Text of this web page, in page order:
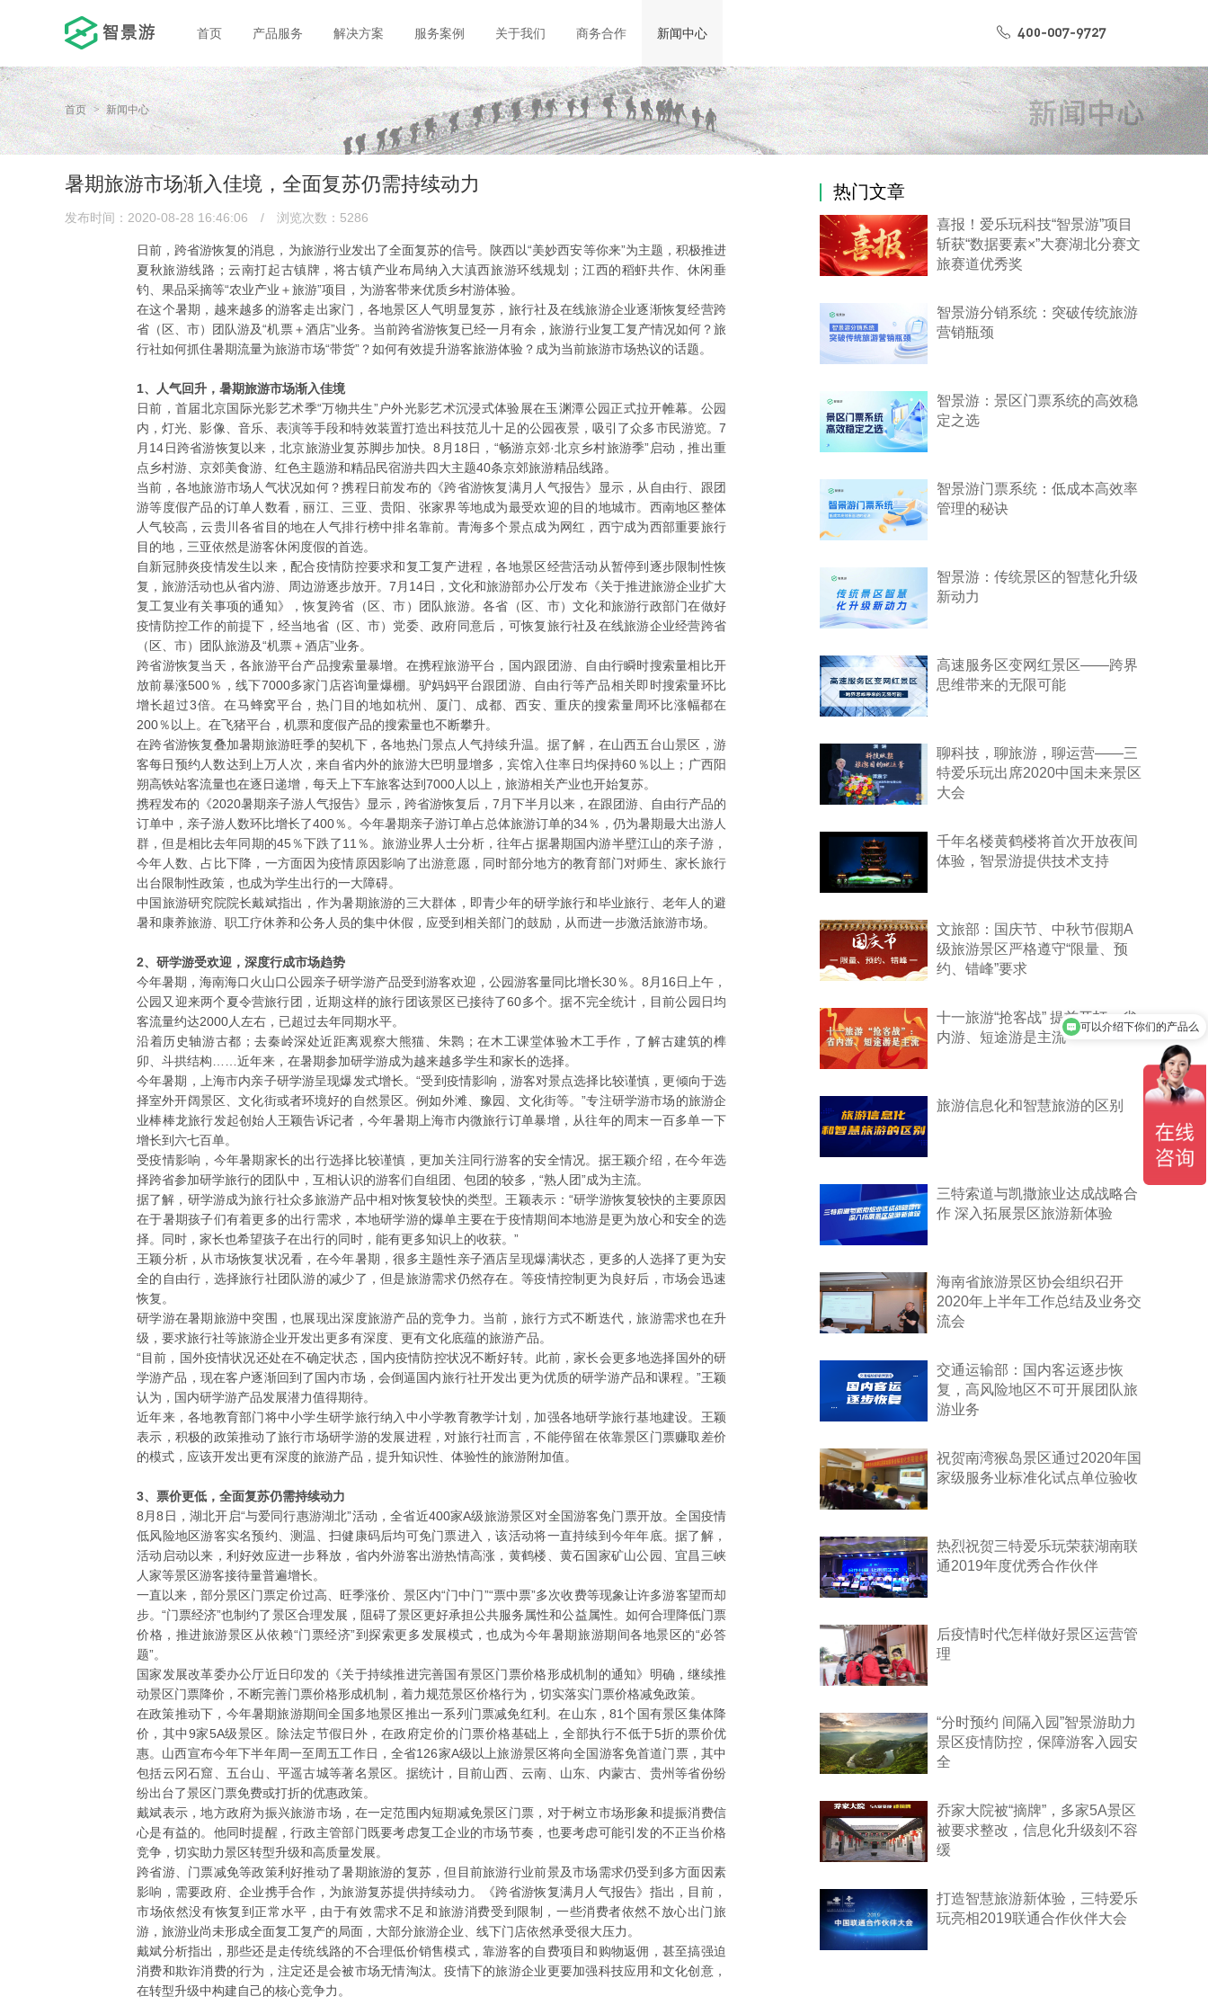
首页 产品服务 解决方案 服务案例 关于我们 商务合作 新闻中心
首页 新闻中心
暑期旅游市场渐入佳境，全面复苏仍需持续动力
发布时间：2020-08-28 16:46:06 / 浏览次数：5286
日前，跨省游恢复的消息，为旅游行业发出了全面复苏的信号。陕西以“美妙西安等你来”为主题，积极推进
夏秋旅游线路；云南打起古镇牌，将古镇产业布局纳入大滇西旅游环线规划；江西的稻虾共作、休闲垂
钓、果品采摘等“农业产业＋旅游”项目，为游客带来优质乡村游体验。
在这个暑期，越来越多的游客走出家门，各地景区人气明显复苏，旅行社及在线旅游企业逐渐恢复经营跨
省（区、市）团队游及“机票＋酒店”业务。当前跨省游恢复已经一月有余，旅游行业复工复产情况如何？旅
行社如何抓住暑期流量为旅游市场“带货”？如何有效提升游客旅游体验？成为当前旅游市场热议的话题。
1、人气回升，暑期旅游市场渐入佳境
日前，首届北京国际光影艺术季“万物共生”户外光影艺术沉浸式体验展在玉渊潭公园正式拉开帷幕。公园
内，灯光、影像、音乐、表演等手段和特效装置打造出科技范儿十足的公园夜景，吸引了众多市民游览。7
月14日跨省游恢复以来，北京旅游业复苏脚步加快。8月18日，“畅游京郊·北京乡村旅游季”启动，推出重
点乡村游、京郊美食游、红色主题游和精品民宿游共四大主题40条京郊旅游精品线路。
当前，各地旅游市场人气状况如何？携程日前发布的《跨省游恢复满月人气报告》显示，从自由行、跟团
游等度假产品的订单人数看，丽江、三亚、贵阳、张家界等地成为最受欢迎的目的地城市。西南地区整体
人气较高，云贵川各省目的地在人气排行榜中排名靠前。青海多个景点成为网红，西宁成为西部重要旅行
目的地，三亚依然是游客休闲度假的首选。
自新冠肺炎疫情发生以来，配合疫情防控要求和复工复产进程，各地景区经营活动从暂停到逐步限制性恢
复，旅游活动也从省内游、周边游逐步放开。7月14日，文化和旅游部办公厅发布《关于推进旅游企业扩大
复工复业有关事项的通知》，恢复跨省（区、市）团队旅游。各省（区、市）文化和旅游行政部门在做好
疫情防控工作的前提下，经当地省（区、市）党委、政府同意后，可恢复旅行社及在线旅游企业经营跨省
（区、市）团队旅游及“机票＋酒店”业务。
跨省游恢复当天，各旅游平台产品搜索量暴增。在携程旅游平台，国内跟团游、自由行瞬时搜索量相比开
放前暴涨500％，线下7000多家门店咨询量爆棚。驴妈妈平台跟团游、自由行等产品相关即时搜索量环比
增长超过3倍。在马蜂窝平台，热门目的地如杭州、厦门、成都、西安、重庆的搜索量周环比涨幅都在
200％以上。在飞猪平台，机票和度假产品的搜索量也不断攀升。
在跨省游恢复叠加暑期旅游旺季的契机下，各地热门景点人气持续升温。据了解，在山西五台山景区，游
客每日预约人数达到上万人次，来自省内外的旅游大巴明显增多，宾馆入住率日均保持60％以上；广西阳
朔高铁站客流量也在逐日递增，每天上下车旅客达到7000人以上，旅游相关产业也开始复苏。
携程发布的《2020暑期亲子游人气报告》显示，跨省游恢复后，7月下半月以来，在跟团游、自由行产品的
订单中，亲子游人数环比增长了400％。今年暑期亲子游订单占总体旅游订单的34％，仍为暑期最大出游人
群，但是相比去年同期的45％下跌了11％。旅游业界人士分析，往年占据暑期国内游半壁江山的亲子游，
今年人数、占比下降，一方面因为疫情原因影响了出游意愿，同时部分地方的教育部门对师生、家长旅行
出台限制性政策，也成为学生出行的一大障碍。
中国旅游研究院院长戴斌指出，作为暑期旅游的三大群体，即青少年的研学旅行和毕业旅行、老年人的避
暑和康养旅游、职工疗休养和公务人员的集中休假，应受到相关部门的鼓励，从而进一步激活旅游市场。
2、研学游受欢迎，深度行成市场趋势
今年暑期，海南海口火山口公园亲子研学游产品受到游客欢迎，公园游客量同比增长30％。8月16日上午，
公园又迎来两个夏令营旅行团，近期这样的旅行团该景区已接待了60多个。据不完全统计，目前公园日均
客流量约达2000人左右，已超过去年同期水平。
沿着历史轴游古都；去秦岭深处近距离观察大熊猫、朱鹮；在木工课堂体验木工手作，了解古建筑的榫
卯、斗拱结构……近年来，在暑期参加研学游成为越来越多学生和家长的选择。
今年暑期，上海市内亲子研学游呈现爆发式增长。“受到疫情影响，游客对景点选择比较谨慎，更倾向于选
择室外开阔景区、文化街或者环境好的自然景区。例如外滩、豫园、文化街等。”专注研学游市场的旅游企
业棒棒龙旅行发起创始人王颖告诉记者，今年暑期上海市内微旅行订单暴增，从往年的周末一百多单一下
增长到六七百单。
受疫情影响，今年暑期家长的出行选择比较谨慎，更加关注同行游客的安全情况。据王颖介绍，在今年选
择跨省参加研学旅行的团队中，互相认识的游客们自组团、包团的较多，“熟人团”成为主流。
据了解，研学游成为旅行社众多旅游产品中相对恢复较快的类型。王颖表示：“研学游恢复较快的主要原因
在于暑期孩子们有着更多的出行需求，本地研学游的爆单主要在于疫情期间本地游是更为放心和安全的选
择。同时，家长也希望孩子在出行的同时，能有更多知识上的收获。”
王颖分析，从市场恢复状况看，在今年暑期，很多主题性亲子酒店呈现爆满状态，更多的人选择了更为安
全的自由行，选择旅行社团队游的减少了，但是旅游需求仍然存在。等疫情控制更为良好后，市场会迅速
恢复。
研学游在暑期旅游中突围，也展现出深度旅游产品的竞争力。当前，旅行方式不断迭代，旅游需求也在升
级，要求旅行社等旅游企业开发出更多有深度、更有文化底蕴的旅游产品。
“目前，国外疫情状况还处在不确定状态，国内疫情防控状况不断好转。此前，家长会更多地选择国外的研
学游产品，现在客户逐渐回到了国内市场，会倒逼国内旅行社开发出更为优质的研学游产品和课程。”王颖
认为，国内研学游产品发展潜力值得期待。
近年来，各地教育部门将中小学生研学旅行纳入中小学教育教学计划，加强各地研学旅行基地建设。王颖
表示，积极的政策推动了旅行市场研学游的发展进程，对旅行社而言，不能停留在依靠景区门票赚取差价
的模式，应该开发出更有深度的旅游产品，提升知识性、体验性的旅游附加值。
3、票价更低，全面复苏仍需持续动力
8月8日，湖北开启“与爱同行惠游湖北”活动，全省近400家A级旅游景区对全国游客免门票开放。全国疫情
低风险地区游客实名预约、测温、扫健康码后均可免门票进入，该活动将一直持续到今年年底。据了解，
活动启动以来，利好效应进一步释放，省内外游客出游热情高涨，黄鹤楼、黄石国家矿山公园、宜昌三峡
人家等景区游客接待量普遍增长。
一直以来，部分景区门票定价过高、旺季涨价、景区内“门中门”“票中票”多次收费等现象让许多游客望而却
步。“门票经济”也制约了景区合理发展，阻碍了景区更好承担公共服务属性和公益属性。如何合理降低门票
价格，推进旅游景区从依赖“门票经济”到探索更多发展模式，也成为今年暑期旅游期间各地景区的“必答
题”。
国家发展改革委办公厅近日印发的《关于持续推进完善国有景区门票价格形成机制的通知》明确，继续推
动景区门票降价，不断完善门票价格形成机制，着力规范景区价格行为，切实落实门票价格减免政策。
在政策推动下，今年暑期旅游期间全国多地景区推出一系列门票减免红利。在山东，81个国有景区集体降
价，其中9家5A级景区。除法定节假日外，在政府定价的门票价格基础上，全部执行不低于5折的票价优
惠。山西宣布今年下半年周一至周五工作日，全省126家A级以上旅游景区将向全国游客免首道门票，其中
包括云冈石窟、五台山、平遥古城等著名景区。据统计，目前山西、云南、山东、内蒙古、贵州等省份纷
纷出台了景区门票免费或打折的优惠政策。
戴斌表示，地方政府为振兴旅游市场，在一定范围内短期减免景区门票，对于树立市场形象和提振消费信
心是有益的。他同时提醒，行政主管部门既要考虑复工企业的市场节奏，也要考虑可能引发的不正当价格
竞争，切实助力景区转型升级和高质量发展。
跨省游、门票减免等政策利好推动了暑期旅游的复苏，但目前旅游行业前景及市场需求仍受到多方面因素
影响，需要政府、企业携手合作，为旅游复苏提供持续动力。《跨省游恢复满月人气报告》指出，目前，
市场依然没有恢复到正常水平，由于有效需求不足和旅游消费受到限制，一些消费者依然不放心出门旅
游，旅游业尚未形成全面复工复产的局面，大部分旅游企业、线下门店依然承受很大压力。
戴斌分析指出，那些还是走传统线路的不合理低价销售模式，靠游客的自费项目和购物返佣，甚至搞强迫
消费和欺诈消费的行为，注定还是会被市场无情淘汰。疫情下的旅游企业更要加强科技应用和文化创意，
在转型升级中构建自己的核心竞争力。
热门文章
喜报！爱乐玩科技“智景游”项目
斩获“数据要素×”大赛湖北分赛文
旅赛道优秀奖
智景游分销系统：突破传统旅游
营销瓶颈
智景游：景区门票系统的高效稳
定之选
智景游门票系统：低成本高效率
管理的秘诀
智景游：传统景区的智慧化升级
新动力
高速服务区变网红景区——跨界
思维带来的无限可能
聊科技，聊旅游，聊运营——三
特爱乐玩出席2020中国未来景区
大会
千年名楼黄鹤楼将首次开放夜间
体验，智景游提供技术支持
文旅部：国庆节、中秋节假期A
级旅游景区严格遵守“限量、预
约、错峰”要求
十一旅游“抢客战” 提前开打：省
内游、短途游是主流
旅游信息化和智慧旅游的区别
三特索道与凯撒旅业达成战略合
作 深入拓展景区旅游新体验
海南省旅游景区协会组织召开
2020年上半年工作总结及业务交
流会
交通运输部：国内客运逐步恢
复，高风险地区不可开展团队旅
游业务
祝贺南湾猴岛景区通过2020年国
家级服务业标准化试点单位验收
热烈祝贺三特爱乐玩荣获湖南联
通2019年度优秀合作伙伴
后疫情时代怎样做好景区运营管
理
“分时预约 间隔入园”智景游助力
景区疫情防控，保障游客入园安
全
乔家大院被“摘牌”，多家5A景区
被要求整改，信息化升级刻不容
缓
打造智慧旅游新体验，三特爱乐
玩亮相2019联通合作伙伴大会
可以介绍下你们的产品么
你们是怎么收费的呢